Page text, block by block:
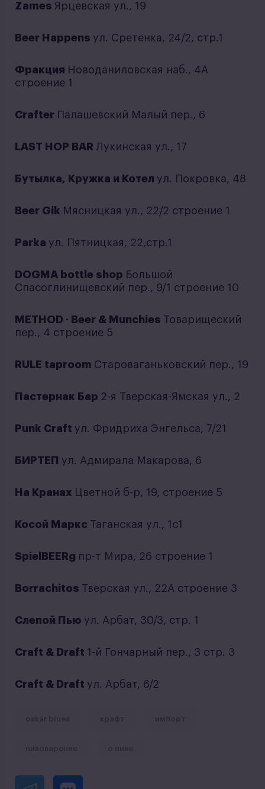
Zames Ярцевская ул., 19
Beer Happens ул. Сретенка, 24/2, стр.1
Фракция Новоданиловская наб., 4А
строение 1
Crafter Палашевский Малый пер., 6
LAST HOP BAR Лукинская ул., 17
Бутылка, Кружка и Котел ул. Покровка, 48
Beer Gik Мясницкая ул., 22/2 строение 1
Parka ул. Пятницкая, 22,стр.1
DOGMA bottle shop Большой
Спасоглинищевский пер., 9/1 строение 10
METHOD ∙ Beer & Munchies Товарищеский
пер., 4 строение 5
RULE taproom Староваганьковский пер., 19
Пастернак Бар 2-я Тверская-Ямская ул., 2
Punk Craft ул. Фридриха Энгельса, 7/21
БИРТЕП ул. Адмирала Макарова, 6
На Кранах Цветной б-р, 19, строение 5
Косой Маркс Таганская ул., 1с1
SpielBEERg пр-т Мира, 26 строение 1
Borrachitos Тверская ул., 22А строение 3
Слепой Пью ул. Арбат, 30/3, стр. 1
Craft & Draft 1-й Гончарный пер., 3 стр. 3
Craft & Draft ул. Арбат, 6/2